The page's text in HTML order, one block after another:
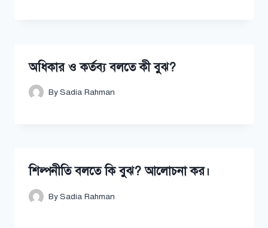
অধিকার ও কর্তব্য বলতে কী বুঝ?
BySadia Rahman
শিল্পনীতি বলতে কি বুঝ? আলোচনা কর।
BySadia Rahman